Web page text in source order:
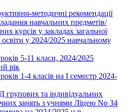
методичні рекомендації
навчальних предметів/
курсів у закладах загальної
освіти у 2024/2025 навчальному
5-11 класи, 2024/2025
рік
1-4 класів на І семестр 2024-
та індивідуальних
занять з учнями Ліцею No 34